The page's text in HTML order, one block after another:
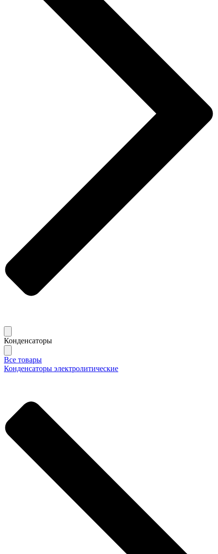
Конденсаторы
Все товары
Конденсаторы электролитические